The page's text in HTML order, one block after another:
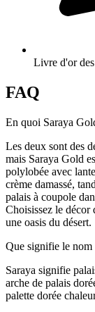
Livre d'or
FAQ
En quoi Saraya
Les deux sont des
mais Saraya Gold
polylobée avec
crème damassé,
palais à coupole
Choisissez le décor
une oasis du désert.
Que signifie le nom
Saraya signifie
arche de palais
palette dorée